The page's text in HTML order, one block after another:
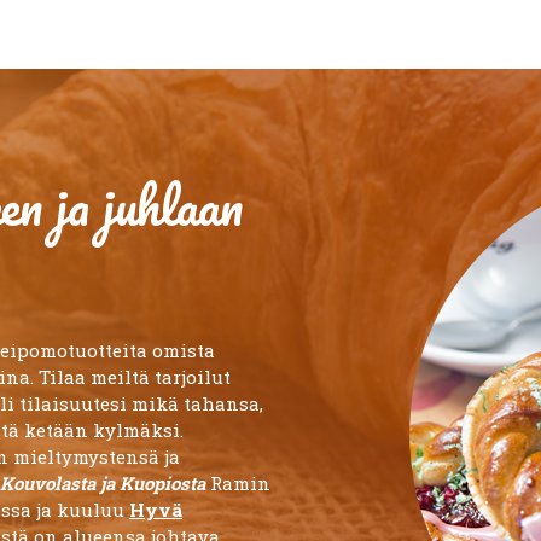
ja juhlaan
omista
Tilaa meiltä tarjoilut
tilaisuutesi mikä tahansa,
ketään kylmäksi.
mieltymystensä ja
ja KuopiostaRamin
ja kuuluuHyvä
on alueensa johtava